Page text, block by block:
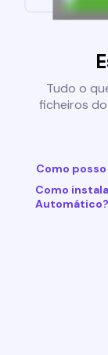
Tudo o
ficheiros do
Como
Como
Automático?